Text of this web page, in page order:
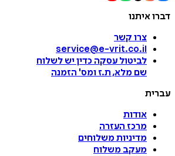
דברו איתנו
צרו קשר
service@e-vrit.co.il
לביטול עסקה כדין יש לשלוח
שם מלא, ת.ז ומס' הזמנה
עברית
אודות
מרכז העזרה
מדיניות משלוחים
מעקב משלוח